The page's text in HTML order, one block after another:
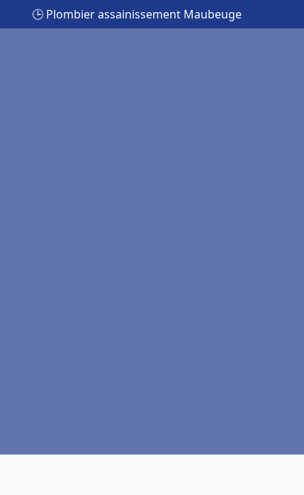
🕒 Plombier assainissement Maubeuge